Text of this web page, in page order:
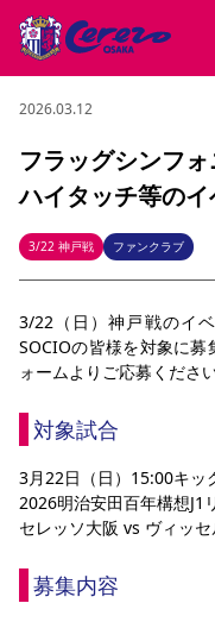
試合・チーム
試合について
試合日程 / 結果 順位表
チームについて
選手・スタッフ スケジュ
アカデミー
ハナサカプレ
観戦する
チケット
チケット情報 販売スケジ
シーズンシート
法人シー
特定興行入場券 譲渡サー
初めて観戦ガイド
ビジ
スタジアム
DAZNで観戦
クラブを知る
セレッソ大阪について
サポートする
パートナー企業募集中 セ
セレッソアイデアちょうだ
Lise（ライセンスビジネス
ファンクラブ
ファンクラブ
SAKURA SOCIO SAKURA
まいセレチケット 会員規
ニュース
ニュース
ホームタウン
レディース
アカデミー
2026.03.12
フラッグシンフ
ハイタッチ等のイ
3/22 神戸戦 ファンクラブ
3/22（日）神戸戦のイ
SOCIOの皆様を対象に
ォームよりご応募ください
対象試合
3月22日（日）15:00キッ
2026明治安田百年構想J1
セレッソ大阪 vs ヴィッ
募集内容